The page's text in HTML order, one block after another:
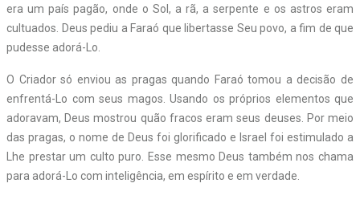
era um país pagão, onde o Sol, a rã, a serpente e os astros eram
cultuados. Deus pediu a Faraó que libertasse Seu povo, a fim de que
pudesse adorá-Lo.
O Criador só enviou as pragas quando Faraó tomou a decisão de
enfrentá-Lo com seus magos. Usando os próprios elementos que
adoravam, Deus mostrou quão fracos eram seus deuses. Por meio
das pragas, o nome de Deus foi glorificado e Israel foi estimulado a
Lhe prestar um culto puro. Esse mesmo Deus também nos chama
para adorá-Lo com inteligência, em espírito e em verdade.